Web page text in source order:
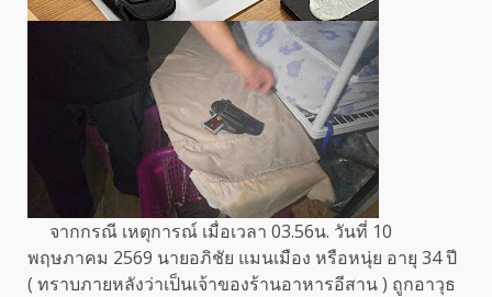
จากกรณี เหตุการณ์ เมื่อเวลา 03.56น. วันที่ 10
พฤษภาคม 2569 นายอภิชัย แมนเมือง หรือหนุ่ย อายุ 34 ปี
( ทราบภายหลังว่าเป็นเจ้าของร้านอาหารอีสาน ) ถูกอาวุธ